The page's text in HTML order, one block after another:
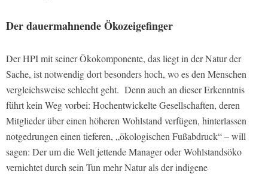
Der dauermahnende Ökozeigefinger
Der HPI mit seiner Ökokomponente, das liegt in der Natur der
Sache, ist notwendig dort besonders hoch, wo es den Menschen
vergleichsweise schlecht geht. Denn auch an dieser Erkenntnis
führt kein Weg vorbei: Hochentwickelte Gesellschaften, deren
Mitglieder über einen höheren Wohlstand verfügen, hinterlassen
notgedrungen einen tieferen, „ökologischen Fußabdruck“ – will
sagen: Der um die Welt jettende Manager oder Wohlstandsöko
vernichtet durch sein Tun mehr Natur als der indigene